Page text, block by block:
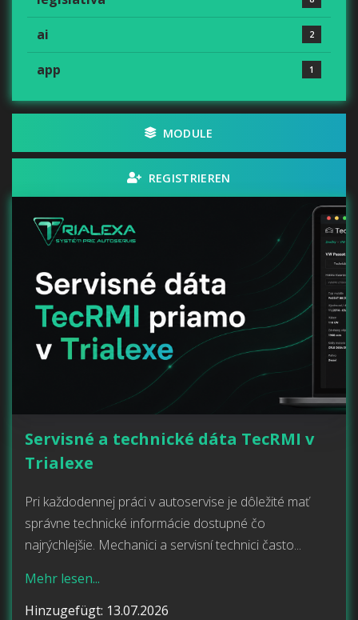
ai 2
app 1
MODULE
REGISTRIEREN
Servisné a technické dáta TecRMI v
Trialexe
Pri každodennej práci v autoservise je dôležité mať
správne technické informácie dostupné čo
najrýchlejšie. Mechanici a servisní technici často...
Mehr lesen...
Hinzugefügt: 13.07.2026